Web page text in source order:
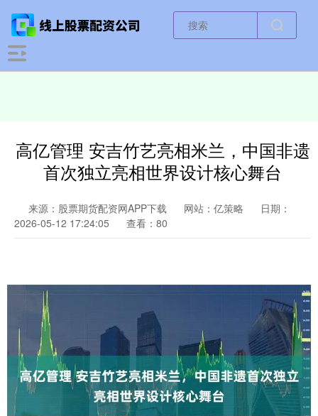
高亿管理 安吉竹艺亮相米兰，中国非遗
首次独立亮相世界设计核心舞台
来源：股票期货配资网APP下载 网站：亿策略
日期：
2026-05-12 17:24:05
查看：80